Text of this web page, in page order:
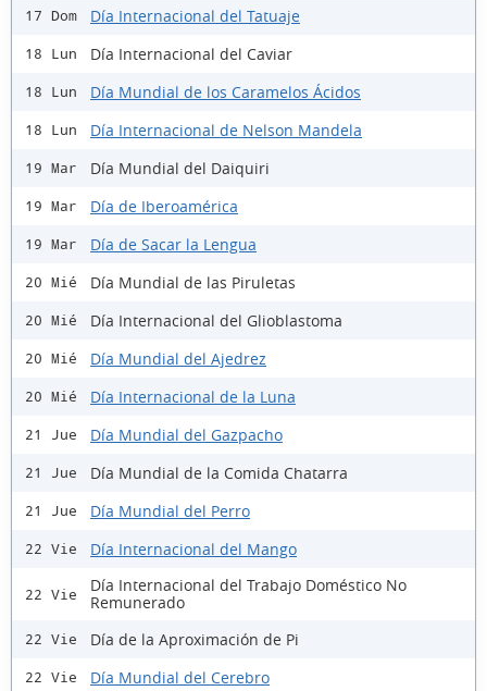
17 Dom Día Internacional del Tatuaje
18 Lun Día Internacional del Caviar
18 Lun Día Mundial de los Caramelos Ácidos
18 Lun Día Internacional de Nelson Mandela
19 Mar Día Mundial del Daiquiri
19 Mar Día de Iberoamérica
19 Mar Día de Sacar la Lengua
20 Mié Día Mundial de las Piruletas
20 Mié Día Internacional del Glioblastoma
20 Mié Día Mundial del Ajedrez
20 Mié Día Internacional de la Luna
21 Jue Día Mundial del Gazpacho
21 Jue Día Mundial de la Comida Chatarra
21 Jue Día Mundial del Perro
22 Vie Día Internacional del Mango
22 Vie
Día Internacional del Trabajo Doméstico No
Remunerado
22 Vie Día de la Aproximación de Pi
22 Vie Día Mundial del Cerebro